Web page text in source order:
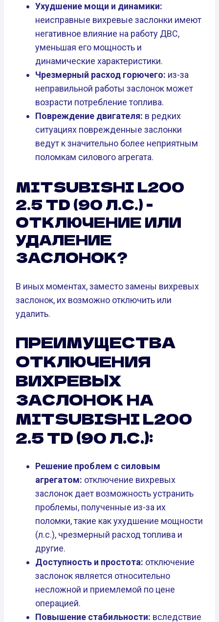
Ухудшение мощи и динамики:
неисправные вихревые заслонки имеют
негативное влияние на работу ДВС,
уменьшая его мощность и
динамические характеристики.
Чрезмерный расход горючего: из-за
неправильной работы заслонок может
возрасти потребление топлива.
Повреждение двигателя: в редких
ситуациях поврежденные заслонки
ведут к значительно более неприятным
поломкам силового агрегата.
MITSUBISHI L200
2.5 TD (90 Л.С.) -
ОТКЛЮЧЕНИЕ ИЛИ
УДАЛЕНИЕ
ЗАСЛОНОК?
В иных моментах, заместо замены вихревых
заслонок, их возможно отключить или
удалить.
ПРЕИМУЩЕСТВА
ОТКЛЮЧЕНИЯ
ВИХРЕВЫХ
ЗАСЛОНОК НА
MITSUBISHI L200
2.5 TD (90 Л.С.):
Решение проблем с силовым
агрегатом: отключение вихревых
заслонок дает возможность устранить
проблемы, полученные из-за их
поломки, такие как ухудшение мощности
(л.с.), чрезмерный расход топлива и
другие.
Доступность и простота: отключение
заслонок является относительно
несложной и приемлемой по цене
операцией.
Повышение стабильности: вследствие